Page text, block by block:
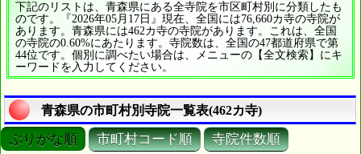
下記のリストは、青森県にある全寺院を市区町村別に分類したも
のです。『2026年05月17日』現在、全国には76,660カ寺の寺院が
あります。青森県には462カ寺の寺院があります。これは、全国
の寺院の0.60%にあたります。寺院数は、全国の47都道府県で第
44位です。個別に調べたい場合は、メニューの【全文検索】にキ
ーワードを入力してください。
青森県の市町村別寺院一覧表(462カ寺)
ぶりがな順 市町村コード順 寺院件数順